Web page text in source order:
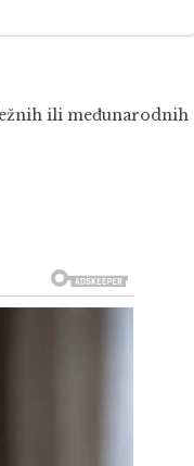
ili međunarodnih